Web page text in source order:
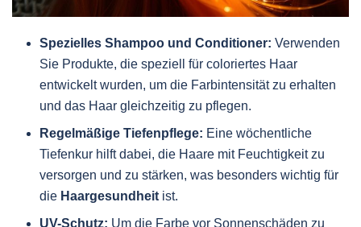
Spezielles Shampoo und Conditioner: Verwenden
Sie Produkte, die speziell für coloriertes Haar
entwickelt wurden, um die Farbintensität zu erhalten
und das Haar gleichzeitig zu pflegen.
Regelmäßige Tiefenpflege: Eine wöchentliche
Tiefenkur hilft dabei, die Haare mit Feuchtigkeit zu
versorgen und zu stärken, was besonders wichtig für
die Haargesundheit ist.
UV-Schutz: Um die Farbe vor Sonnenschäden zu